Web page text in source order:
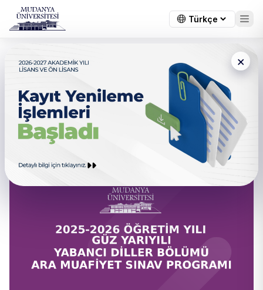
×
← Tüm duyurular
2025-2026 Öğretim Yılı Güz
Yarıyılı Yabancı Diller Bölümü
Ara Muafiyet Sınav Programı